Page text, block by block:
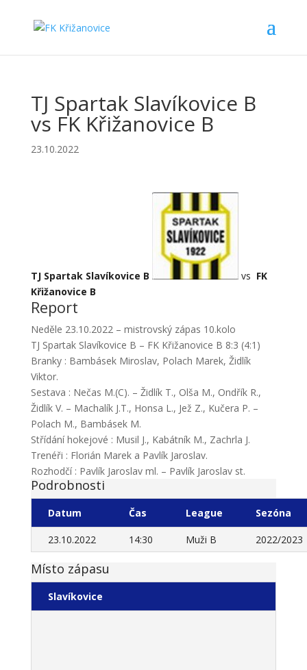
TJ Spartak Slavíkovice B
vs FK Křižanovice B
23.10.2022
TJ Spartak Slavíkovice B vs FK
Křižanovice B
Report
Neděle 23.10.2022 – mistrovský zápas 10.kolo
TJ Spartak Slavíkovice B – FK Křižanovice B 8:3 (4:1)
Branky : Bambásek Miroslav, Polach Marek, Židlík
Viktor.
Sestava : Nečas M.(C). – Židlík T., Olša M., Ondřík R.,
Židlík V. – Machalík J.T., Honsa L., Jež Z., Kučera P. –
Polach M., Bambásek M.
Střídání hokejové : Musil J., Kabátník M., Zachrla J.
Trenéři : Florián Marek a Pavlík Jaroslav.
Rozhodčí : Pavlík Jaroslav ml. – Pavlík Jaroslav st.
Podrobnosti
Datum Čas League Sezóna
23.10.2022 14:30 Muži B 2022/2023
Místo zápasu
Slavíkovice